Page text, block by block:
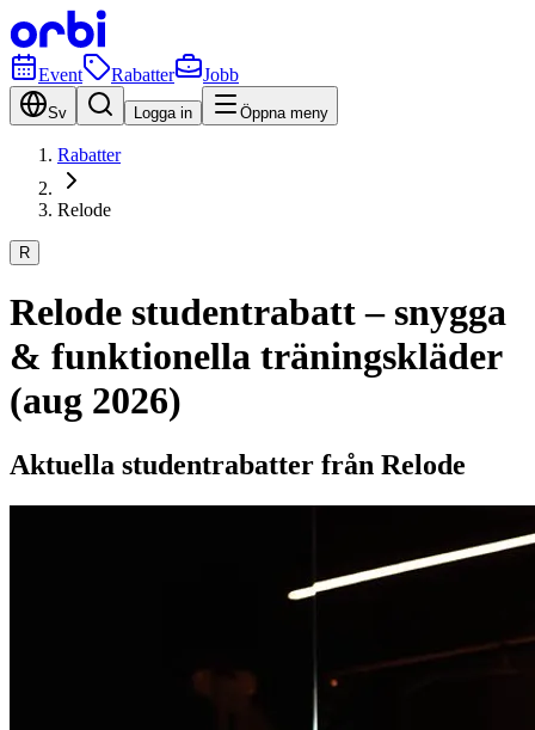
Event Rabatter Jobb
Sv Logga in Öppna meny
Rabatter
Relode
R
Relode studentrabatt – snygga
& funktionella träningskläder
(aug 2026)
Aktuella studentrabatter från Relode